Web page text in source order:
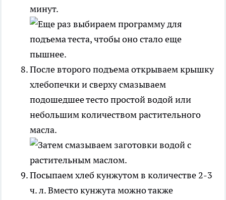
минут.
После второго подъема открываем крышку
хлебопечки и сверху смазываем
подошедшее тесто простой водой или
небольшим количеством растительного
масла.
Посыпаем хлеб кунжутом в количестве 2-3
ч. л. Вместо кунжута можно также